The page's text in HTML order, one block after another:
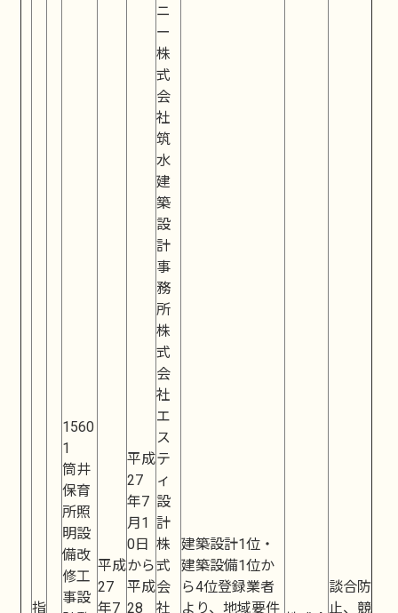
指
1560
1
筒井
保育
所照
明設
備改
修工
事設
平成
27
年7
平成
27
年7
月1
0日
から
平成
28
ニ
ー
株
式
会
社
筑
水
建
築
設
計
事
務
所
株
式
会
社
エ
ス
テ
ィ
設
計
株
式
会
社
建築設計1位・
建築設備1位か
ら4位登録業者
より、地域要件
談合防
止、競